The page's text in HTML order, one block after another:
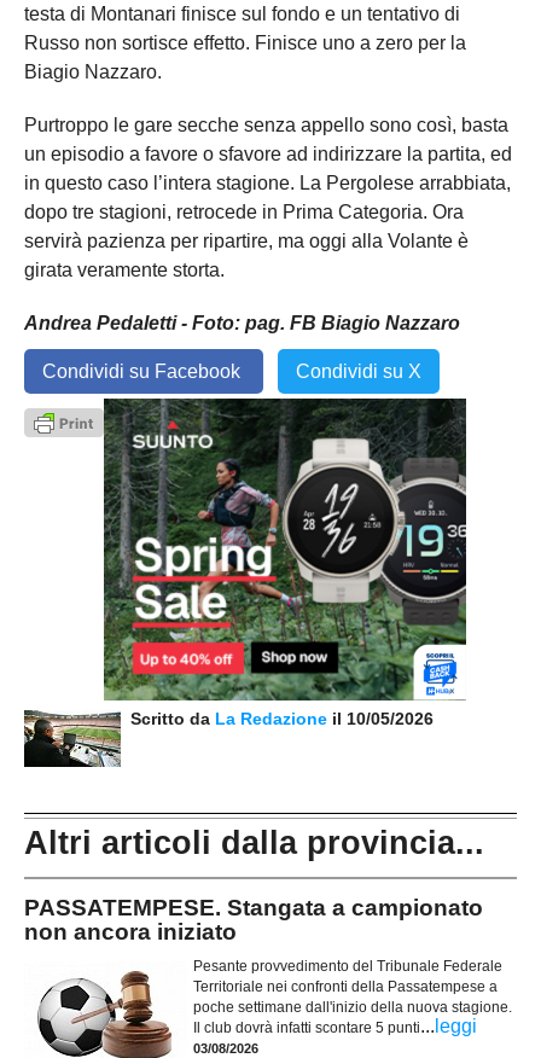
testa di Montanari finisce sul fondo e un tentativo di
Russo non sortisce effetto. Finisce uno a zero per la
Biagio Nazzaro.
Purtroppo le gare secche senza appello sono così, basta
un episodio a favore o sfavore ad indirizzare la partita, ed
in questo caso l’intera stagione. La Pergolese arrabbiata,
dopo tre stagioni, retrocede in Prima Categoria. Ora
servirà pazienza per ripartire, ma oggi alla Volante è
girata veramente storta.
Andrea Pedaletti - Foto: pag. FB Biagio Nazzaro
Condividi su Facebook Condividi su X
Scritto da La Redazione il 10/05/2026
Altri articoli dalla provincia...
PASSATEMPESE. Stangata a campionato
non ancora iniziato
Pesante provvedimento del Tribunale Federale
Territoriale nei confronti della Passatempese a
poche settimane dall'inizio della nuova stagione.
Il club dovrà infatti scontare 5 punti... leggi
03/08/2026